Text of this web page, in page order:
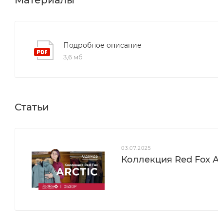
Карман на рукаве с влагозащитной молнией —
Внутренние трикотажные манжеты — исключают
Внутренние карманы на молниях — безопасное
Большие пуллеры из материала Hypalon® — легко
Подробное описание
3,6 мб
Статьи
03.07.2025
Коллекция Red Fox